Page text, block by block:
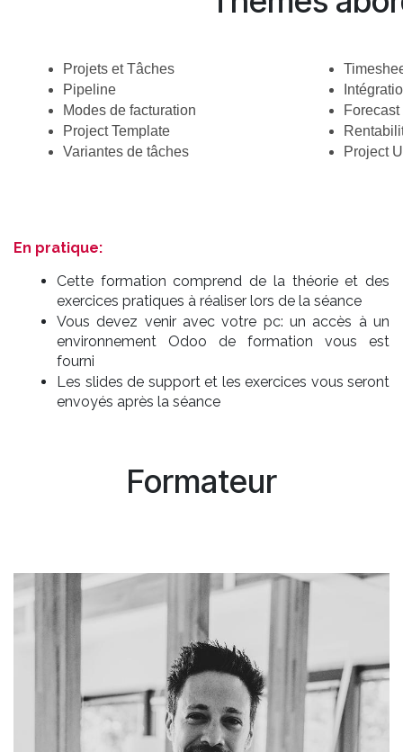
Projets et Tâches
Pipeline
Modes de facturation
Project Template
Variantes de tâches
Forecast
Project
En pratique:
Cette formation comprend de la théorie et des
exercices pratiques à réaliser lors de la séance
Vous devez venir avec votre pc: un accès à un
environnement Odoo de formation vous est
fourni
Les slides de support et les exercices vous seront
envoyés après la séance
Formateur